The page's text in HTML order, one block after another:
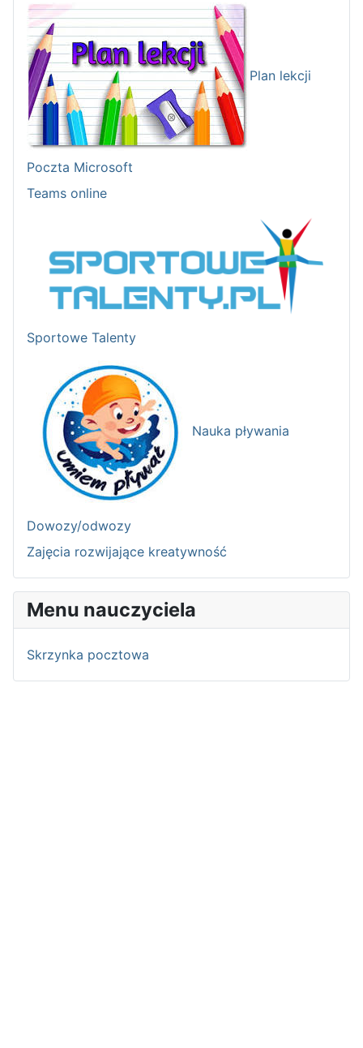
Plan lekcji
Poczta Microsoft
Teams online
Sportowe Talenty
Nauka pływania
Dowozy/odwozy
Zajęcia rozwijające kreatywność
Menu nauczyciela
Skrzynka pocztowa